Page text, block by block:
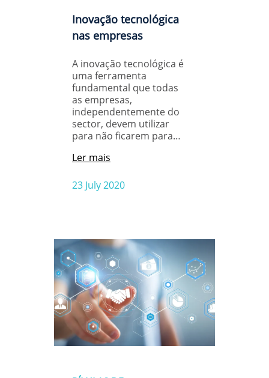
Inovação tecnológica
nas empresas
A inovação tecnológica é
uma ferramenta
fundamental que todas
as empresas,
independentemente do
sector, devem utilizar
para não ficarem para…
23 July 2020
Ler mais